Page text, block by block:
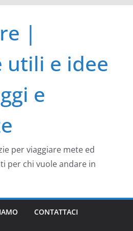
|
utili e idee
e
per viaggiare mete ed
per chi vuole andare in
CONTATTACI